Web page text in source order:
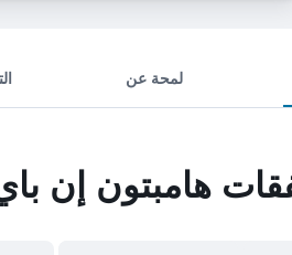
لمحة عن
هامبتون إن